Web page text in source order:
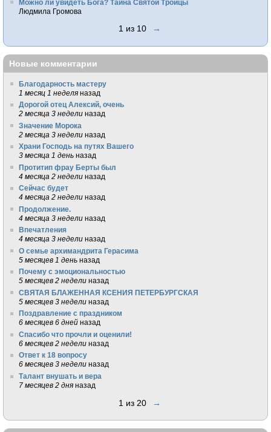
Можно ли увидеть Бога? Тайна Святой Троицы
Людмила Громова
1 из 10 →
Новые комментарии
Благодарность мастеру
1 месяц 1 неделя назад
Дорогой отец Алексий, очень
2 месяца 3 недели назад
Значение Морока
2 месяца 3 недели назад
Храни Господь на путях Вашего
3 месяца 1 день назад
Протитип фрау Берты был
4 месяца 2 недели назад
Сейчас будет
4 месяца 2 недели назад
Продолжение.
4 месяца 3 недели назад
Впечатления
4 месяца 3 недели назад
О семье архимандрита Герасима
5 месяцев 1 день назад
Почему с эмоциональностью
5 месяцев 2 недели назад
СВЯТАЯ БЛАЖЕННАЯ КСЕНИЯ ПЕТЕРБУРГСКАЯ
5 месяцев 3 недели назад
Поздравление с праздником
6 месяцев 6 дней назад
Спасибо что прочли и оценили!
6 месяцев 2 недели назад
Ответ к 18 вопросу
6 месяцев 3 недели назад
Талант внушать и вера
7 месяцев 2 дня назад
1 из 20 →